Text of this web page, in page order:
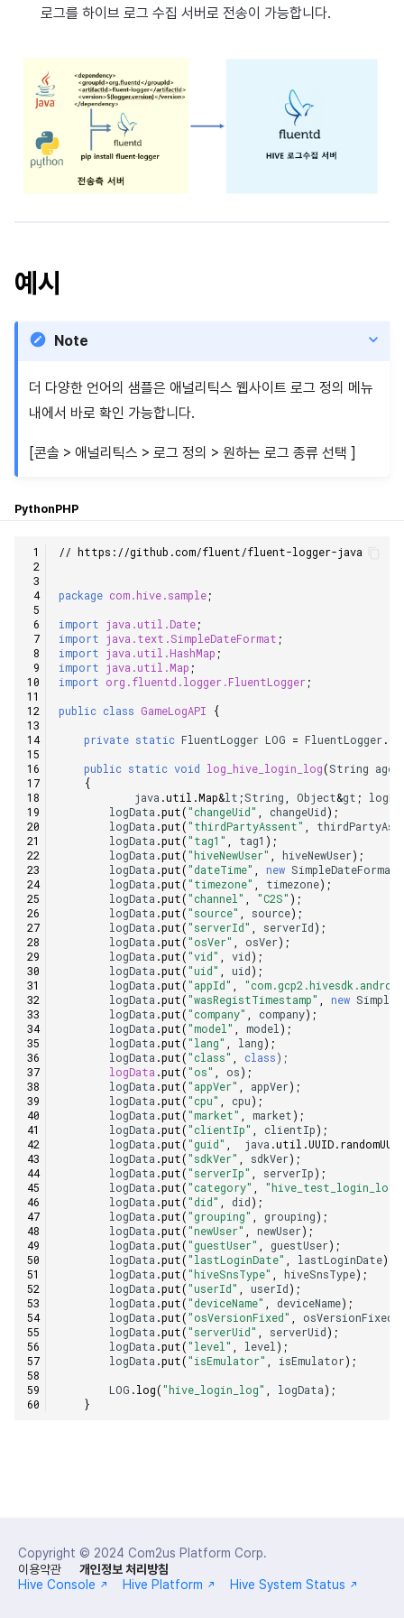
2025년 12월
2025년 10월
2025년 9월
2025년 4월
2024년 12월
2024년 10월
2024년 9월
Unreal Windows
앱 서비스
부가 기능
문제 해결 가이드
Hive 아이템
부가 기능
유저 애퀴지션(UA) (지원 종료)
문제 해결 가이드
오버레이 UI 엔진에서 출력하기
Funtap 퍼블리셔 연동 가이드
아이템 등록
결제 운영
결제 부가 기능
애널리틱스
게임 데이터 스토어
커뮤니티 & 웹 상점
커뮤니티 운영 관리
광고 수익화
리더보드
매치 메이킹
AI 서비스
크로스플레이 런처
리모트 플레이
블록체인
Result API AuthV4
노티피케이션
커뮤니티 & 웹 상점
애널리틱스
크로스플레이 런처
Adkit
플러그인
로그를 하이브 로그 수집 서버로 전송이 가능합니다.
예시
Note
더 다양한 언어의 샘플은 애널리틱스 웹사이트 로그 정의 메뉴
내에서 바로 확인 가능합니다.
[콘솔 > 애널리틱스 > 로그 정의 > 원하는 로그 종류 선택 ]
PythonPHP
// https://github.com/fluent/fluent-logger-java
package com.hive.sample;
import java.util.Date;
import java.text.SimpleDateFormat ;
import java.util.HashMap ;
import java.util.Map ;
import org.fluentd.logger.FluentLogger;
public class GameLogAPI
{
private static FluentLogger LOG = FluentLogger.
public static void log_hive_login_log(String
{
java .util .Map&lt ;String, Object&gt ;
logData .put("changeUid" , changeUid);
logData .put("thirdPartyAssent" ,
logData .put("tag1" , tag1 );
logData .put("hiveNewUser" , hiveNewUser);
logData .put("dateTime" , new SimpleDateFormat
logData .put("timezone" , timezone);
logData .put("channel" , "C2S" );
logData .put("source" , source);
logData .put("serverId" , serverId);
logData .put("osVer" , osVer);
logData .put("vid" , vid);
logData .put("uid" , uid);
logData .put("appId" ,
logData .put("wasRegistTimestamp" , new
logData .put("company" , company);
logData .put("model" , model);
logData .put("lang" , lang);
logData .put("class" , class);
logData .put("os" , os);
logData .put("appVer" , appVer);
logData .put("cpu" , cpu);
logData .put("market" , market);
logData .put("clientIp" , clientIp);
logData .put("guid" , java .util .UUID.
logData .put("sdkVer" , sdkVer);
logData .put("serverIp" , serverIp);
logData .put("category" , "hive_test_login_log"
logData .put("did" , did);
logData .put("grouping" , grouping);
logData .put("newUser" , newUser);
logData .put("guestUser" , guestUser);
logData .put("lastLoginDate" , lastLoginDate);
logData .put("hiveSnsType" , hiveSnsType);
logData .put("userId" , userId);
logData .put("deviceName" , deviceName);
logData .put("osVersionFixed" , osVersionFixed
logData .put("serverUid" , serverUid);
logData .put("level" , level);
logData .put("isEmulator" , isEmulator);
LOG .log("hive_login_log" , logData);
}
Copyright © 2024 Com2us Platform Corp.
이용약관
개인정보 처리방침
Hive Console
Hive Platform Hive System Status